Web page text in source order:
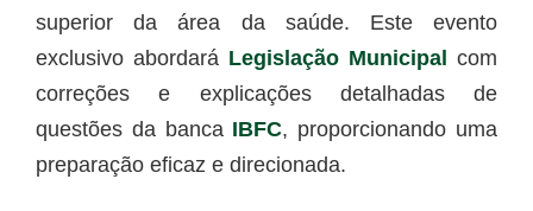
superior da área da saúde. Este evento
exclusivo abordará Legislação Municipal
com
correções e explicações detalhadas de
questões da banca IBFC, proporcionando uma
preparação eficaz e direcionada.